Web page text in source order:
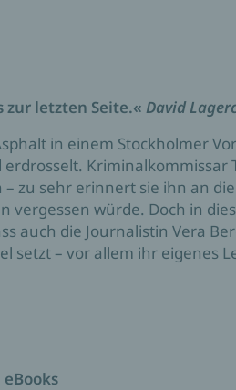
letzten Seite.« David
in einem Stockholmer
Kriminalkommissar
zu sehr erinnert sie ihn an
vergessen würde. Doch in
auch die Journalistin Vera
setzt – vor allem ihr eigenes
Jagd nach einem brutalen
reichen, dorthin, wo die
Krimireihe vom